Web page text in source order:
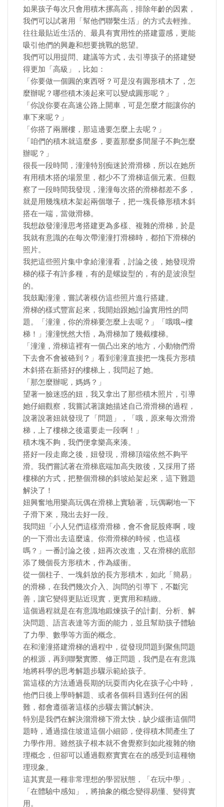
如果孩子每次只會用積木摞高高，排除年齡的因素，
我們可以試著用「幫他們聯繫生活」的方式去輕推。
往往最貼近生活的、最具有實用性的搭建靈感，更能
吸引他們的興趣和想要挑戰的慾望。
我們可以用提問、建議等方式，去引導孩子的搭建變
得更加「高級」，比如：
「你要做一個圓的東西呀？可是沒有圓形積木了，怎
麼辦呢？哪些積木湊起來可以變成圓形呢？」
「你說你要在高速公路上開車，可是怎麼才能讓你的
車下來呢？」
「你搭了兩層樓，那這邊要怎麼上去呢？」
「咱們的積木就這麼多，要蓋那麼多間屋子不夠怎麼
辦呢？」
很長一段時間，潼潼特別痴迷於滑滑梯，所以在她所
有用積木搭的場景里，都少不了滑梯這個元素。但觀
察了一段時間我發現，潼潼每次搭的滑梯都差不多，
就是用幾塊積木架起兩個墩子，把一塊長條形積木斜
搭在一端，當做滑梯。
我想啟發潼潼思考搭建更為多樣、複雜的滑梯，於是
我就有意識的在每次帶潼潼打滑梯時，都拍下滑梯的
照片。
我把這些照片集中拿給潼潼看，討論之後，她發現滑
梯的樣子有許多種，有的是螺旋型的，有的是波浪型
的。
我鼓勵潼潼，嘗試著模仿這些照片進行搭建。
滑梯的樣式豐富起來，我開始跟她討論實用性的問
題。「潼潼，你的滑梯要怎麼上去呢？」「哦哦~樓
梯！」潼潼恍然大悟，為滑梯加了幾截樓梯。
「潼潼，滑梯這裡有一個凸出來的地方，小動物們滑
下去會不會被硌到？」看到潼潼直接把一塊長方形積
木斜搭在新搭好的樓梯上，我問起了她。
「那怎麼辦呢，媽媽？」
望著一臉迷惑的妞，我又拿出了那些積木照片，引導
她仔細觀察，我嘗試著讓她描述自己滑滑梯的過程，
說著說著妞就發現了「問題」，「哦，原來每次滑滑
梯，上了樓梯之後還要走一段啊！」
積木塊不夠，我們便拿樂高來湊。
搭好一段走廊之後，妞發現，滑梯頂端依然不夠平
滑。我們嘗試著在滑梯底端加高失敗後，又採用了搭
樓梯的方式，把整個滑梯的斜坡給架起來，這下難題
解決了！
妞興奮地用樂高玩偶在滑梯上實驗著，玩偶唰地一下
子滑下來，飛出去好一段。
我問妞「小人兒們這樣滑滑梯，會不會屁股疼啊，嗖
的一下滑出去這麼遠。你滑滑梯的時候，也這樣
嗎？」一番討論之後，妞再次改進，又在滑梯的底部
添了幾個長方形積木，作為緩衝。
從一個柱子、一塊斜放的長方形積木，如此「簡易」
的滑梯，在我們幾次介入、詢問的引導下，不斷完
善，讓它變得更貼近現實，更實用和精緻。
這個過程就是在有意識地鍛煉孩子的計劃、分析、解
決問題、語言表達等方面的能力，並且幫助孩子體驗
了力學、數學等方面的概念。
在和潼潼搭建滑梯的過程中，從發現問題到聚焦問題
的根源，再到聯繫實際、修正問題，我們是在有意識
地將科學的思考解題步驟示範給孩子。
當這樣的方法通過長期的玩耍而內化在孩子心中時，
他們日後上學時解題、或者各個科目遇到任何的困
難，都會遵循著這樣的步驟去嘗試解決。
特別是我們在解決溜滑梯下滑太快，缺少緩衝這個問
題時，通過擋住坡道這個小細節，使得積木間產生了
力學作用。雖然孩子根本就不會覺察到如此複雜的物
理概念，但卻可以通過觀察實實在在的感受到這種物
理現象。
這其實是一種非常理想的學習狀態，「在玩中學」、
「在體驗中感知」，將抽象的概念變得易懂、變得實
用。